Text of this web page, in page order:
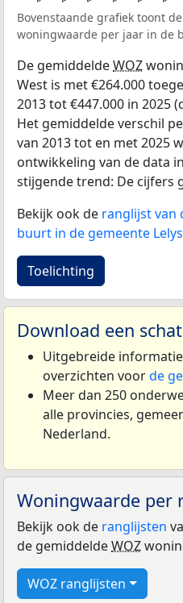
Bovenstaande grafiek toont
woningwaarde per jaar in de
De gemiddeldeWOZ
West is met €264.000
2013 tot €447.000 in 2025
Het gemiddelde verschil
van 2013 tot en met 2025
ontwikkeling van de data
stijgende trend: De cijfers
Bekijk ook de ranglijst van
buurt in de gemeente
Toelichting
Download een
Uitgebreide
overzichten voorde
Meer dan 250
alle provincies,
Nederland.
Woningwaarde per
Bekijk ook de ranglijsten
de gemiddeldeWOZ
WOZ ranglijsten